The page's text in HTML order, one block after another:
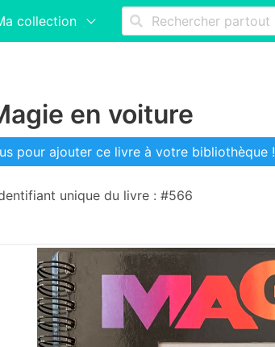
collection
en voiture
pour ajouter ce livre à votre bibliothèque !
unique du livre : #566